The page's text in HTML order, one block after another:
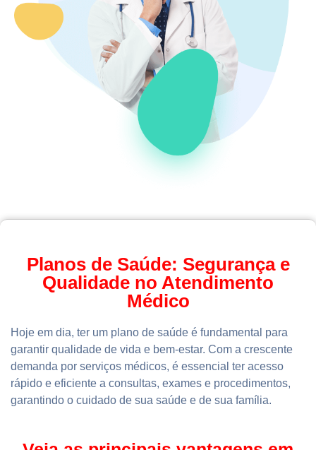
Planos de Saúde: Segurança e
Qualidade no Atendimento
Médico
Hoje em dia, ter um plano de saúde é fundamental para
garantir qualidade de vida e bem-estar. Com a crescente
demanda por serviços médicos, é essencial ter acesso
rápido e eficiente a consultas, exames e procedimentos,
garantindo o cuidado de sua saúde e de sua família.